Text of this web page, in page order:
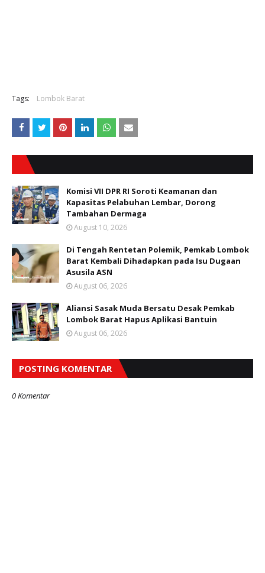
Tags: Lombok Barat
Komisi VII DPR RI Soroti Keamanan dan
Kapasitas Pelabuhan Lembar, Dorong
Tambahan Dermaga
August 10, 2026
Di Tengah Rentetan Polemik, Pemkab Lombok
Barat Kembali Dihadapkan pada Isu Dugaan
Asusila ASN
August 06, 2026
Aliansi Sasak Muda Bersatu Desak Pemkab
Lombok Barat Hapus Aplikasi Bantuin
August 06, 2026
POSTING KOMENTAR
0 Komentar